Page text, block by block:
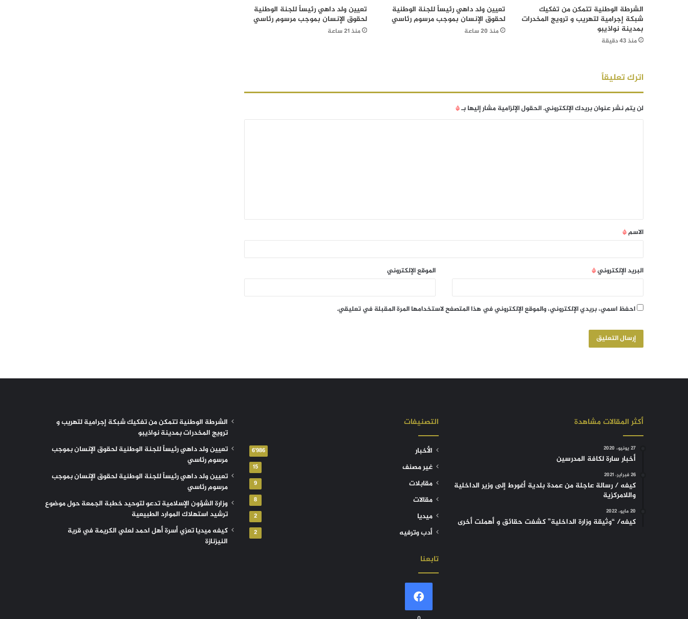
الشرطة الوطنية تتمكن من تفكيك
شبكة إجرامية لتهريب و ترويج المخدرات
بمدينة نواذيبو
منذ 43 دقيقة
تعيين ولد داهي رئيساً للجنة الوطنية
لحقوق الإنسان بموجب مرسوم رئاسي
منذ 20 ساعة
تعيين ولد داهي رئيساً للجنة الوطنية
لحقوق الإنسان بموجب مرسوم رئاسي
منذ 21 ساعة
اترك تعليقاً
لن يتم نشر عنوان بريدك الإلكتروني.الحقول الإلزامية مشار إليها بـ*
الاسم*
البريد الإلكتروني* الموقع الإلكتروني
احفظ اسمي، بريدي الإلكتروني، والموقع الإلكتروني في هذا المتصفح لاستخدامها المرة المقبلة في تعليقي.
أكثر المقالات مشاهدة
27 يونيو، 2020
أخبار سارة لكافة المدرسين
26 فبراير، 2021
كيفه / رسالة عاجلة من عمدة بلدية أغورط إلى وزير الداخلية
واللامركزية
20 مايو، 2022
كيفه/ “وثيقة وزارة الداخلية” كشفت حقائق و أهملت أخرى
التصنيفات
الأخبار 6٬986
غير مصنف 15
مقابلات 9
مقالات 8
ميديا 2
أدب وترفيه 2
تابعنا
الشرطة الوطنية تتمكن من تفكيك شبكة إجرامية لتهريب و
ترويج المخدرات بمدينة نواذيبو
تعيين ولد داهي رئيساً للجنة الوطنية لحقوق الإنسان بموجب
مرسوم رئاسي
تعيين ولد داهي رئيساً للجنة الوطنية لحقوق الإنسان بموجب
مرسوم رئاسي
وزارة الشؤون الإسلامية تدعو لتوحيد خطبة الجمعة حول موضوع
ترشيد استهلاك الموارد الطبيعية
كيفه ميديا تعزي أسرة أهل احمد لعلي الكريمة في قرية
النيزنازة